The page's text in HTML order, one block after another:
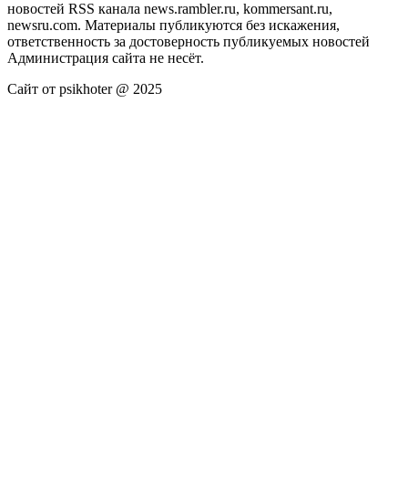
новостей RSS канала news.rambler.ru, kommersant.ru,
newsru.com. Материалы публикуются без искажения,
ответственность за достоверность публикуемых новостей
Администрация сайта не несёт.
Сайт от psikhoter @ 2025